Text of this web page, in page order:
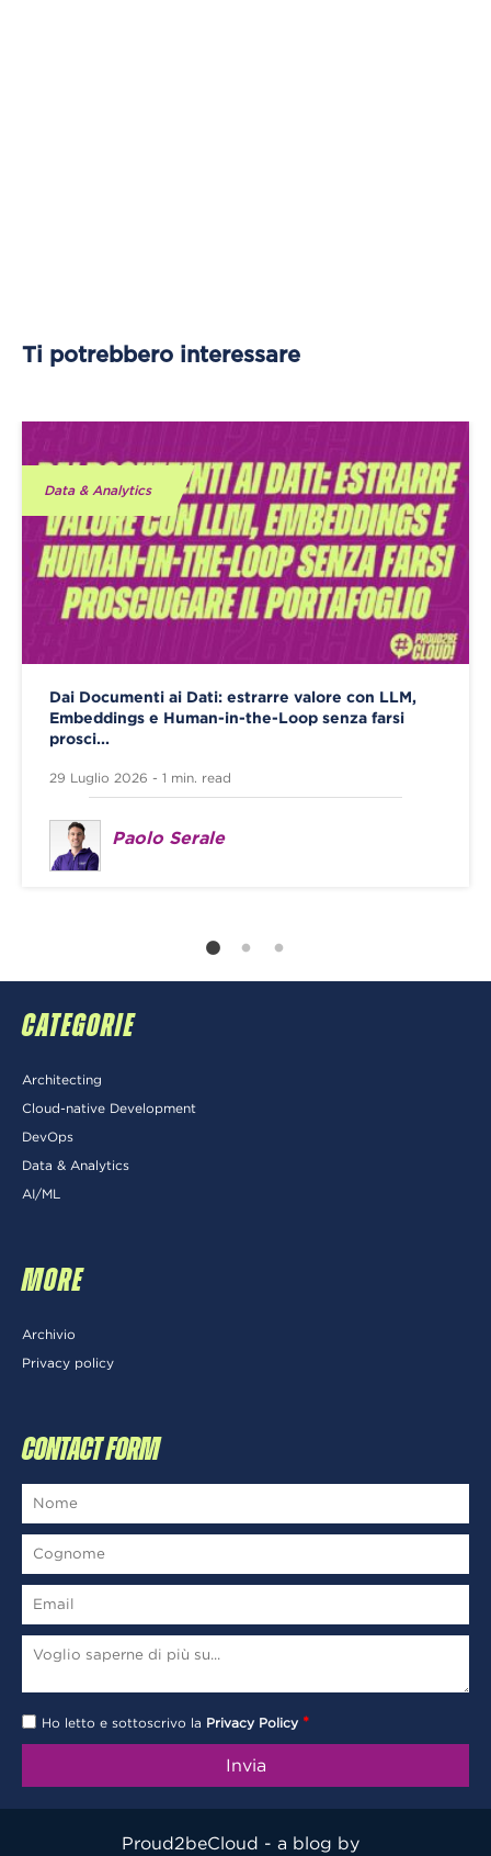
Ti potrebbero interessare
Data & Analytics
Dai Documenti ai Dati: estrarre valore con LLM,
Embeddings e Human-in-the-Loop senza farsi
prosci...
29 Luglio 2026 - 1 min. read
Paolo Serale
CATEGORIE
Architecting
Cloud-native Development
DevOps
Data & Analytics
AI/ML
MORE
Archivio
Privacy policy
CONTACT FORM
Ho letto e sottoscrivo la Privacy Policy *
Proud2beCloud - a blog by